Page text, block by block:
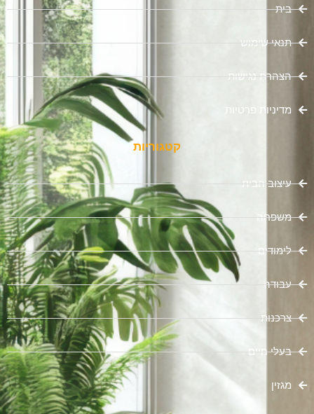
בית
תנאי שימוש
הצהרת נגישות
מדיניות פרטיות
קטגוריות
עיצוב הבית
משפחה
לימודים
עבודה
צרכנות
בעלי חיים
מגזין